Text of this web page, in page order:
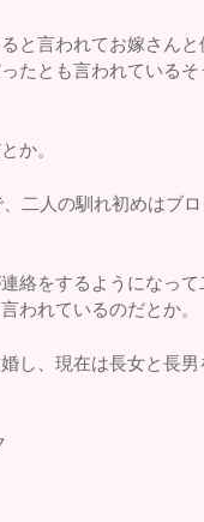
と言われてお嫁さんと
たとも言われているそ
か。
二人の馴れ初めはブ
絡をするようになって
われているのだとか。
し、現在は長女と長男